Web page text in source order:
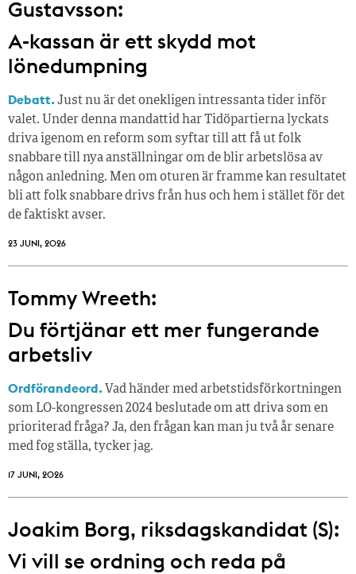
Gustavsson:
A-kassan är ett skydd mot
lönedumpning
Debatt.Just nu är det onekligen intressanta tider inför
valet. Under denna mandattid har Tidöpartierna lyckats
driva igenom en reform som syftar till att få ut folk
snabbare till nya anställningar om de blir arbetslösa av
någon anledning. Men om oturen är framme kan resultatet
bli att folk snabbare drivs från hus och hem i stället för det
de faktiskt avser.
23 JUNI, 2026
Tommy Wreeth:
Du förtjänar ett mer fungerande
arbetsliv
Ordförandeord. Vad händer med arbetstidsförkortningen
som LO-kongressen 2024 beslutade om att driva som en
prioriterad fråga? Ja, den frågan kan man ju två år senare
med fog ställa, tycker jag.
17 JUNI, 2026
Joakim Borg, riksdagskandidat (S):
Vi vill se ordning och reda på